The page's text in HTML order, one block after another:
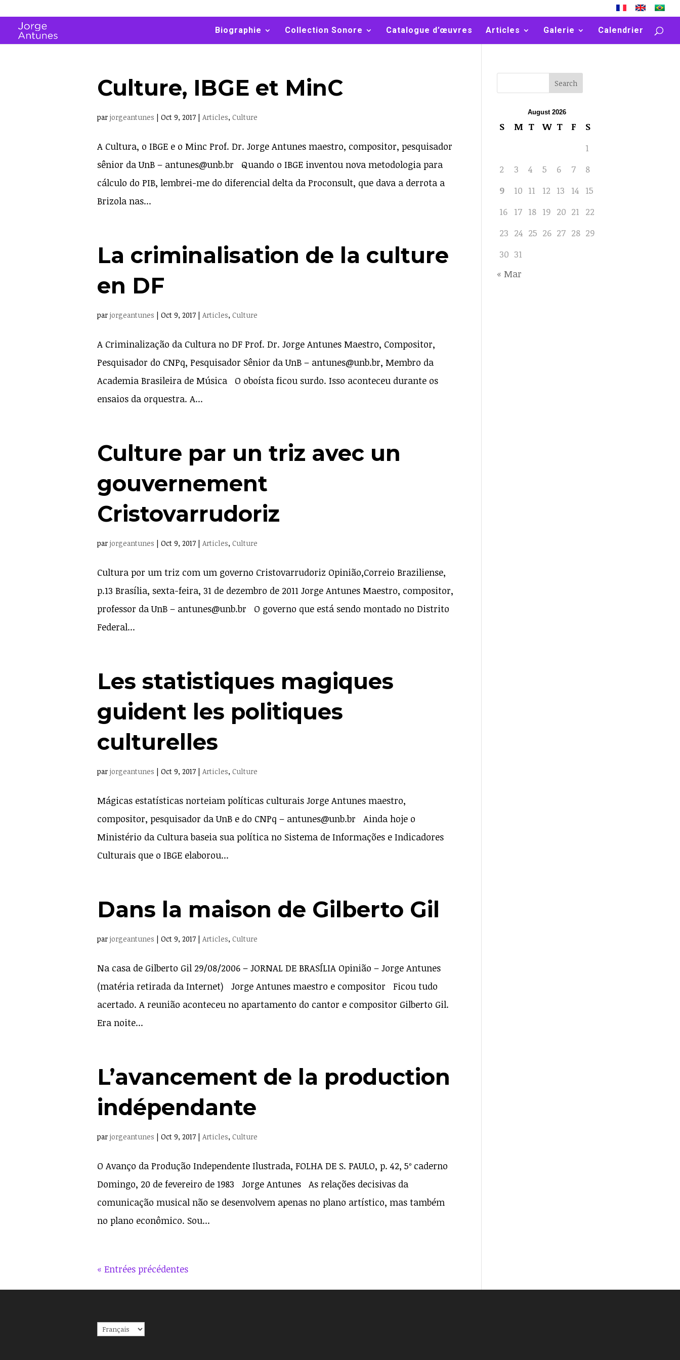
Biographie Collection Sonore Catalogue d’œuvres Articles Galerie Calendrier
Culture, IBGE et MinC
par jorgeantunes | Oct 9, 2017 | Articles, Culture
A Cultura, o IBGE e o Minc Prof. Dr. Jorge Antunes maestro, compositor, pesquisador
sênior da UnB – antunes@unb.br Quando o IBGE inventou nova metodologia para
cálculo do PIB, lembrei-me do diferencial delta da Proconsult, que dava a derrota a
Brizola nas...
La criminalisation de la culture
en DF
par jorgeantunes | Oct 9, 2017 | Articles, Culture
A Criminalização da Cultura no DF Prof. Dr. Jorge Antunes Maestro, Compositor,
Pesquisador do CNPq, Pesquisador Sênior da UnB – antunes@unb.br, Membro da
Academia Brasileira de Música O oboísta ficou surdo. Isso aconteceu durante os
ensaios da orquestra. A...
Culture par un triz avec un
gouvernement
Cristovarrudoriz
par jorgeantunes | Oct 9, 2017 | Articles, Culture
Cultura por um triz com um governo Cristovarrudoriz Opinião,Correio Braziliense,
p.13 Brasília, sexta-feira, 31 de dezembro de 2011 Jorge Antunes Maestro, compositor,
professor da UnB – antunes@unb.br O governo que está sendo montado no Distrito
Federal...
Les statistiques magiques
guident les politiques
culturelles
par jorgeantunes | Oct 9, 2017 | Articles, Culture
Mágicas estatísticas norteiam políticas culturais Jorge Antunes maestro,
compositor, pesquisador da UnB e do CNPq – antunes@unb.br Ainda hoje o
Ministério da Cultura baseia sua política no Sistema de Informações e Indicadores
Culturais que o IBGE elaborou...
Dans la maison de Gilberto Gil
par jorgeantunes | Oct 9, 2017 | Articles, Culture
Na casa de Gilberto Gil 29/08/2006 – JORNAL DE BRASÍLIA Opinião – Jorge Antunes
(matéria retirada da Internet) Jorge Antunes maestro e compositor Ficou tudo
acertado. A reunião aconteceu no apartamento do cantor e compositor Gilberto Gil.
Era noite...
L’avancement de la production
indépendante
par jorgeantunes | Oct 9, 2017 | Articles, Culture
O Avanço da Produção Independente Ilustrada, FOLHA DE S. PAULO, p. 42, 5º caderno
Domingo, 20 de fevereiro de 1983 Jorge Antunes As relações decisivas da
comunicação musical não se desenvolvem apenas no plano artístico, mas também
no plano econômico. Sou...
« Entrées précédentes
August 2026
S M T W T F
S
1
2
3 4 5 6 7
8
9
10 11 12 13 14 15
16
17 18 19 20 21 22
23 24 25 26 27 28 29
30 31
« Mar
Choisir